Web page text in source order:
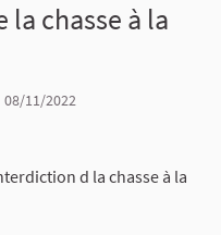
la chasse à la
08/11/2022
d la chasse à la